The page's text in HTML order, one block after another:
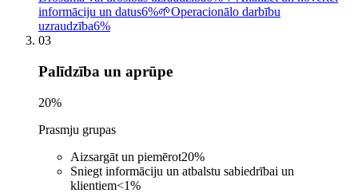
informāciju un datus6%🌱Operacionālo darbību
uzraudzība6%
03
Palīdzība un aprūpe
20%
Prasmju grupas
Aizsargāt un piemērot20%
Sniegt informāciju un atbalstu sabiedrībai un
klientiem<1%